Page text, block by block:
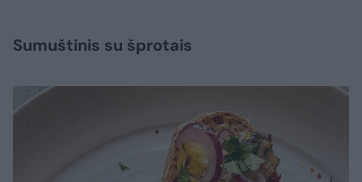
Sumuštinis su šprotais